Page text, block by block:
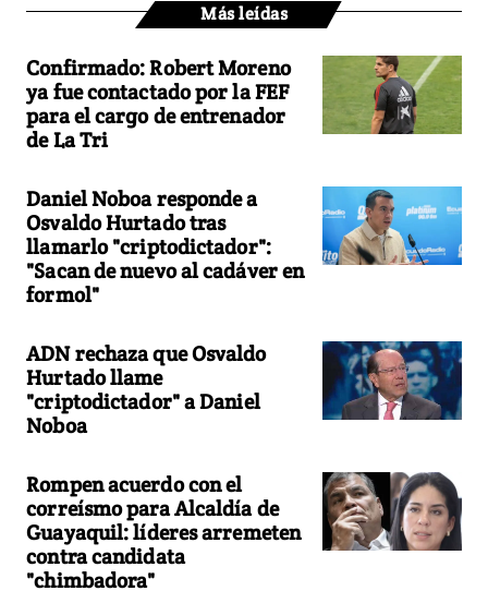
Más leídas
Confirmado: Robert Moreno
ya fue contactado por la FEF
para el cargo de entrenador
de La Tri
Daniel Noboa responde a
Osvaldo Hurtado tras
llamarlo "criptodictador":
"Sacan de nuevo al cadáver en
formol"
ADN rechaza que Osvaldo
Hurtado llame
"criptodictador" a Daniel
Noboa
Rompen acuerdo con el
correísmo para Alcaldía de
Guayaquil: líderes arremeten
contra candidata
"chimbadora"